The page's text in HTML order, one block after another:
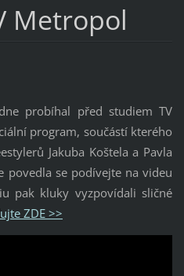
Metropol
probíhal před studiem TV
program, součástí kterého
Jakuba Koštela a Pavla
povedla se podívejte na videu
pak kluky vyzpovídali sličné
ZDE >>